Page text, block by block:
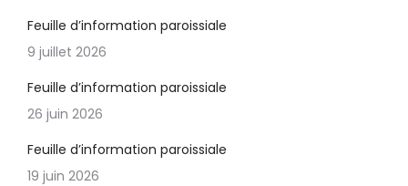
Feuille d’information paroissiale
9 juillet 2026
Feuille d’information paroissiale
26 juin 2026
Feuille d’information paroissiale
19 juin 2026